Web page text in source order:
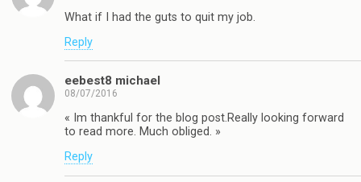
What if I had the guts to quit my job.
Reply
eebest8 michael
08/07/2016
« Im thankful for the blog post.Really looking forward
to read more. Much obliged. »
Reply